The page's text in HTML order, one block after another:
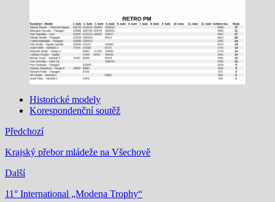
Historické modely
Korespondenční soutěž
Předchozí
Krajský přebor mládeže na Všechově
Další
11° International „Modena Trophy“